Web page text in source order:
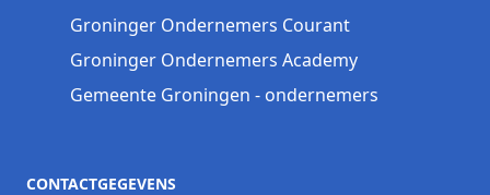
Groninger Ondernemers Courant
Groninger Ondernemers Academy
Gemeente Groningen - ondernemers
CONTACTGEGEVENS